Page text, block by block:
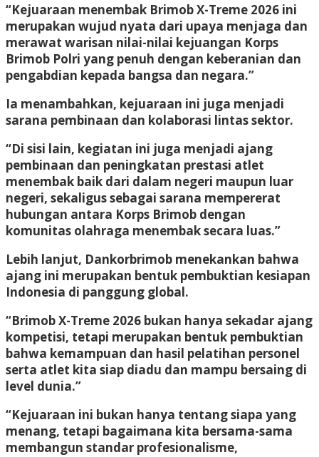
“Kejuaraan menembak Brimob X-Treme 2026 ini
merupakan wujud nyata dari upaya menjaga dan
merawat warisan nilai-nilai kejuangan Korps
Brimob Polri yang penuh dengan keberanian dan
pengabdian kepada bangsa dan negara.”
Ia menambahkan, kejuaraan ini juga menjadi
sarana pembinaan dan kolaborasi lintas sektor.
“Di sisi lain, kegiatan ini juga menjadi ajang
pembinaan dan peningkatan prestasi atlet
menembak baik dari dalam negeri maupun luar
negeri, sekaligus sebagai sarana mempererat
hubungan antara Korps Brimob dengan
komunitas olahraga menembak secara luas.”
Lebih lanjut, Dankorbrimob menekankan bahwa
ajang ini merupakan bentuk pembuktian kesiapan
Indonesia di panggung global.
“Brimob X-Treme 2026 bukan hanya sekadar ajang
kompetisi, tetapi merupakan bentuk pembuktian
bahwa kemampuan dan hasil pelatihan personel
serta atlet kita siap diadu dan mampu bersaing di
level dunia.”
“Kejuaraan ini bukan hanya tentang siapa yang
menang, tetapi bagaimana kita bersama-sama
membangun standar profesionalisme,